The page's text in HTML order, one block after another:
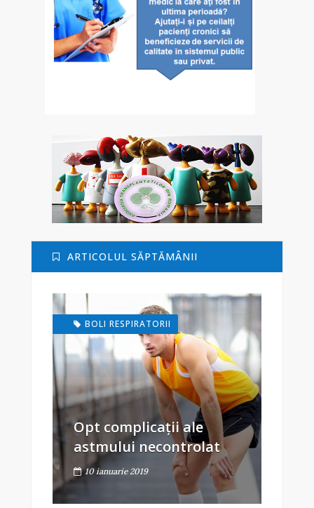
ARTICOLUL SĂPTĂMÂNII
BOLI RESPIRATORII
Opt complicații ale
astmului necontrolat
10 ianuarie 2019